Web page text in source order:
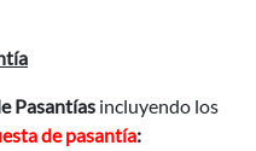
Pasantías incluyendo los
de pasantía: